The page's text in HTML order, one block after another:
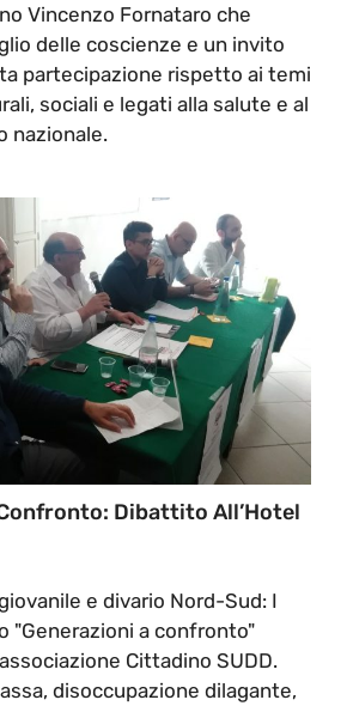
Vincenzo Fornataro che
delle coscienze e un invito
partecipazione rispetto ai temi
sociali e legati alla salute e al
nazionale.
Dibattito All’Hotel
e divario Nord-Sud: I
"Generazioni a confronto"
Cittadino SUDD.
disoccupazione dilagante,